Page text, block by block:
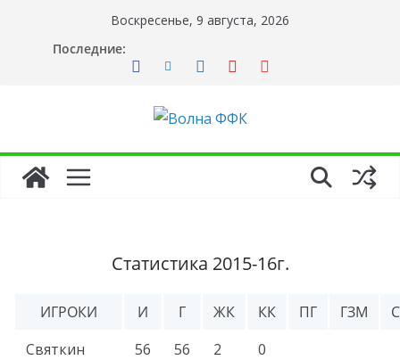
содержимому
Воскресенье, 9 августа, 2026
Последние:
Статистика 2015-16г.
ИГРОКИ И Г ЖК КК ПГ ГЗМ
Святкин
56 56 2 0